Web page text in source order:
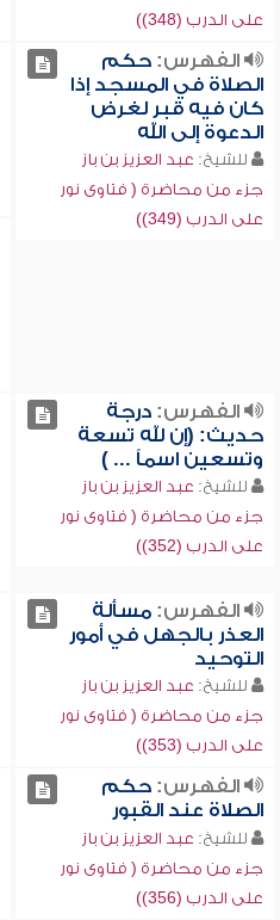
على الدرب (348))
الفهرس:حكم
الصلاة في المسجد إذا
كان فيه قبر لغرض
الدعوة إلى الله
للشيخ: عبد العزيز بن باز
جزء من محاضرة ( فتاوى نور
على الدرب (349))
الفهرس:درجة
حديث: (إن لله تسعة
وتسعين اسماً ... )
للشيخ: عبد العزيز بن باز
جزء من محاضرة ( فتاوى نور
على الدرب (352))
الفهرس:مسألة
العذر بالجهل في أمور
التوحيد
للشيخ: عبد العزيز بن باز
جزء من محاضرة ( فتاوى نور
على الدرب (353))
الفهرس:حكم
الصلاة عند القبور
للشيخ: عبد العزيز بن باز
جزء من محاضرة ( فتاوى نور
على الدرب (356))